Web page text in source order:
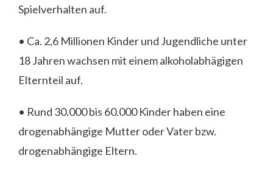
Spielverhalten auf.
• Ca. 2,6 Millionen Kinder und Jugendliche unter
18 Jahren wachsen mit einem alkoholabhägigen
Elternteil auf.
• Rund 30.000 bis 60.000 Kinder haben eine
drogenabhängige Mutter oder Vater bzw.
drogenabhängige Eltern.